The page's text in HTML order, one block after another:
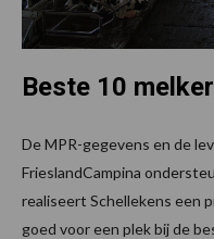
Beste 10
De MPR-gegevens en de
FrieslandCampina
realiseert Schellekens een
goed voor een plek bij de